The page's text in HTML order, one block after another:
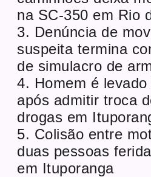
na SC-350 em Rio
3. Denúncia de
suspeita termina
de simulacro de
4. Homem é
após admitir troca
drogas em
5. Colisão entre
duas pessoas
em Ituporanga